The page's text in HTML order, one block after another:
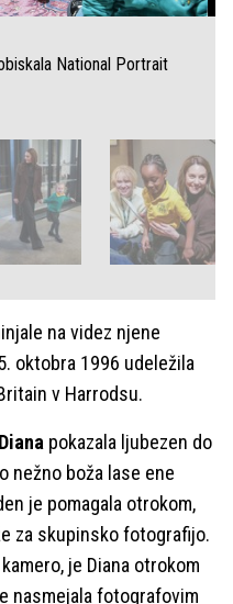
National Portrait
na videz njene
oktobra 1996 udeležila
v Harrodsu.
pokazala ljubezen do
nežno boža lase ene
je pomagala otrokom,
za skupinsko fotografijo.
je Diana otrokom
nasmejala fotografovim